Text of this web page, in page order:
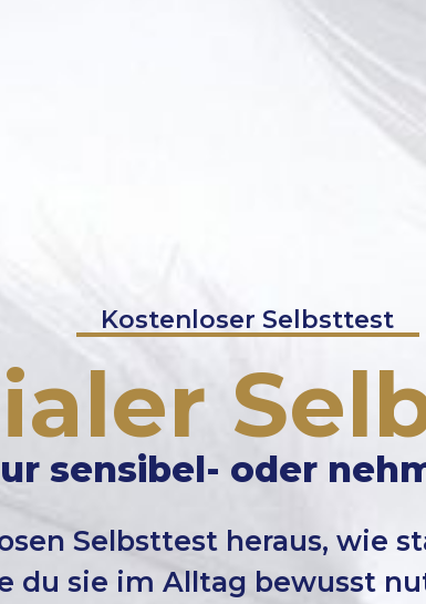
Kostenloser Selbsttest
sensibel- oder
Selbsttest heraus, wie
du sie im Alltag bewusst